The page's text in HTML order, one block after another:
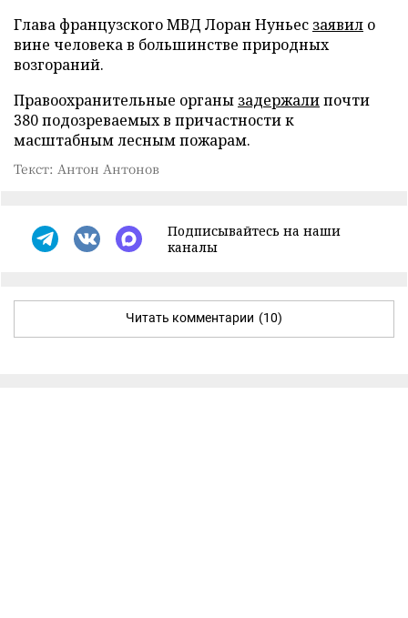
Глава французского МВД Лоран Нуньес заявил о
вине человека в большинстве природных
возгораний.
Правоохранительные органы задержалипочти
380 подозреваемых в причастности к
масштабным лесным пожарам.
Текст: Антон Антонов
Подписывайтесь на наши
каналы
Читать комментарии (10)